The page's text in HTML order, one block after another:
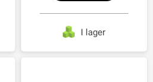
I lager